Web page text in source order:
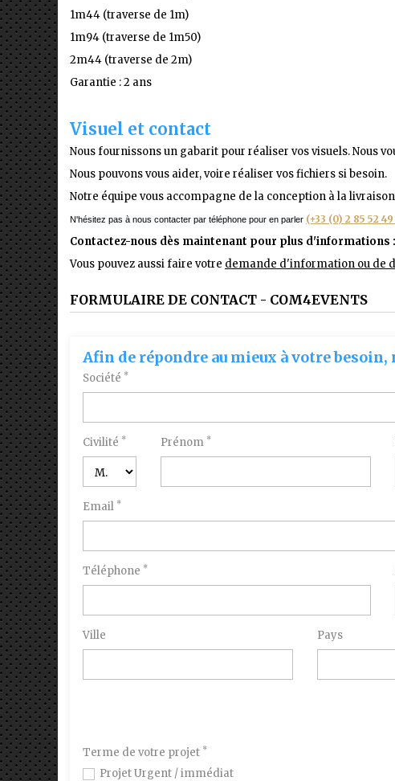
1m44 (traverse de 1m)
1m94 (traverse de 1m50)
2m44 (traverse de 2m)
Garantie : 2 ans
Visuel et contact
Nous fournissons un gabarit pour réaliser vos visuels. Nous
Nous pouvons vous aider, voire réaliser vos fichiers si besoin.
Notre équipe vous accompagne de la conception à la
N'hésitez pas à nous contacter par téléphone pour en parler (+33 (0) 2 85 52
Contactez-nous dès maintenant pour plus d'informations :
Vous pouvez aussi faire votre demande d'information ou de
FORMULAIRE DE CONTACT - COM4EVENTS
Afin de répondre au mieux à votre
Société *
Civilité * Prénom *
Email *
Téléphone *
Ville Pays
Terme de votre projet *
Projet Urgent / immédiat